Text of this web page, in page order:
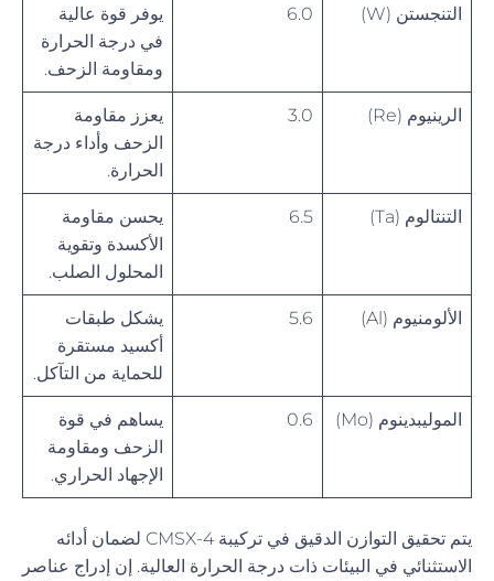
التنجستن (W) 6.0
يوفر قوة عالية
في درجة الحرارة
ومقاومة الزحف.
الرينيوم (Re) 3.0
يعزز مقاومة
الزحف وأداء درجة
الحرارة.
التنتالوم (Ta) 6.5
يحسن مقاومة
الأكسدة وتقوية
المحلول الصلب.
الألومنيوم (Al) 5.6
يشكل طبقات
أكسيد مستقرة
للحماية من التآكل.
الموليبدينوم (Mo) 0.6
يساهم في قوة
الزحف ومقاومة
الإجهاد الحراري.
يتم تحقيق التوازن الدقيق في تركيبة CMSX-4 لضمان أدائه
الاستثنائي في البيئات ذات درجة الحرارة العالية. إن إدراج عناصر